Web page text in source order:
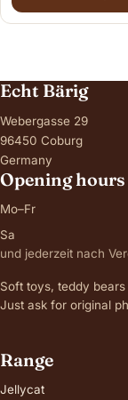
Echt Bärig
Webergasse 29
96450 Coburg
Germany
Opening hours
Mo–Fr
Sa
und jederzeit nach
Soft toys, teddy
Just ask for original
Range
Jellycat